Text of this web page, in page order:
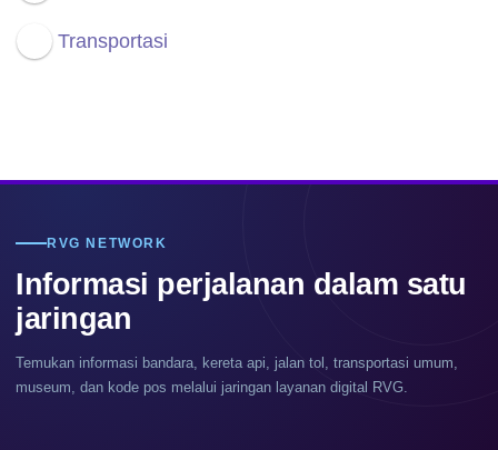
Transportasi
RVG NETWORK
Informasi perjalanan dalam satu
jaringan
Temukan informasi bandara, kereta api, jalan tol, transportasi umum,
museum, dan kode pos melalui jaringan layanan digital RVG.